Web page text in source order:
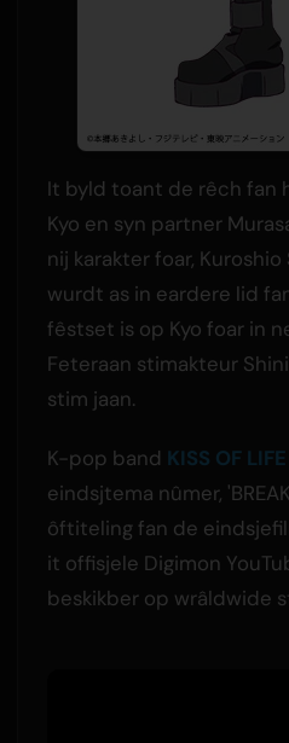
It byld toant de rêch fan
Kyo en syn partner
nij karakter foar,
wurdt as in eardere lid
fêstset is op Kyo foar in
Feteraan stimakteur
stim jaan.
K-pop band KISS OF LIFE
eindsjtema nûmer,
ôftiteling fan de
it offisjele Digimon
beskikber op wrâldwide